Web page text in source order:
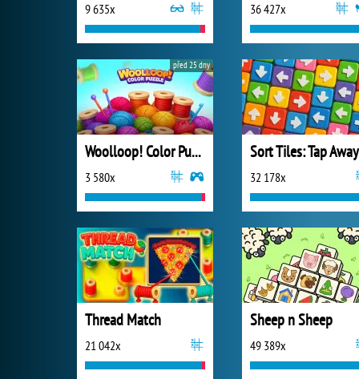
9 635x 36 427x
Woolloop! Color Puzzle
3 580x
před 25 dny
Sort Tiles: Tap Away
32 178x
Thread Match
21 042x
Sheep n Sheep
49 389x